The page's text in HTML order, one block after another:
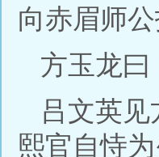
向赤眉师
方玉龙曰
吕文英
熙官自恃